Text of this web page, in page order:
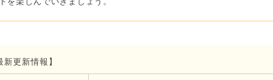
新更新情報】